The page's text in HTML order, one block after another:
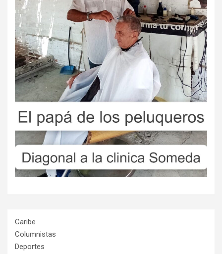
Caribe
Columnistas
Deportes